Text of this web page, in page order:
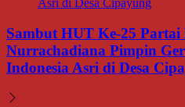
Sambut HUT Ke-25 Partai
Nurrachadiana Pimpin
Indonesia Asri di Desa